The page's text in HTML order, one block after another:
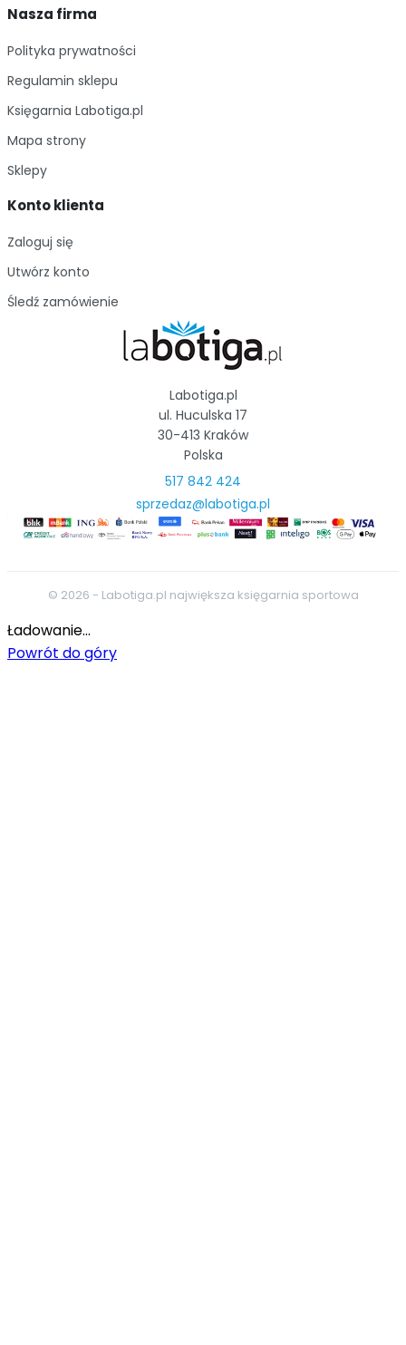
Nasza firma
Polityka prywatności
Regulamin sklepu
Księgarnia Labotiga.pl
Mapa strony
Sklepy
Konto klienta
Zaloguj się
Utwórz konto
Śledź zamówienie
Labotiga.pl
ul. Huculska 17
30-413 Kraków
Polska
517 842 424
sprzedaz@labotiga.pl
© 2026 - Labotiga.pl największa księgarnia sportowa
Ładowanie...
Powrót do góry